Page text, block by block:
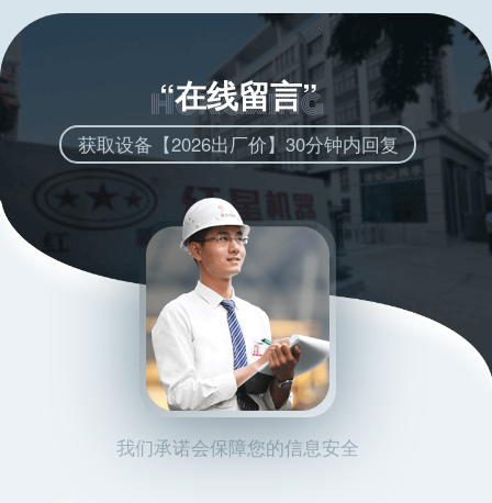
“在线留言”
获取设备【2026出厂价】30分钟内回复
我们承诺会保障您的信息安全